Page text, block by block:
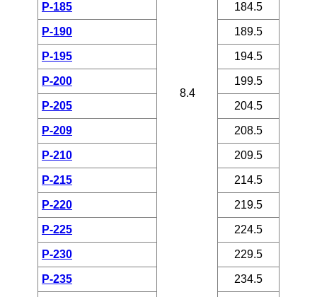
8.4
P-185 184.5
P-190 189.5
P-195 194.5
P-200 199.5
P-205 204.5
P-209 208.5
P-210 209.5
P-215 214.5
P-220 219.5
P-225 224.5
P-230 229.5
P-235 234.5